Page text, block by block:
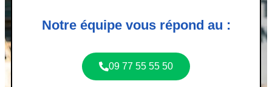
Notre équipe vous répond au :
09 77 55 55 50